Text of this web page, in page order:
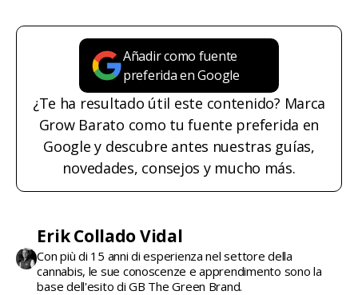
Añadir como fuente
preferida en Google
¿Te ha resultado útil este contenido? Marca
Grow Barato como tu fuente preferida en
Google y descubre antes nuestras guías,
novedades, consejos y mucho más.
Erik Collado Vidal
Con più di 15 anni di esperienza nel settore della
cannabis, le sue conoscenze e apprendimento sono la
base dell'esito di GB The Green Brand.